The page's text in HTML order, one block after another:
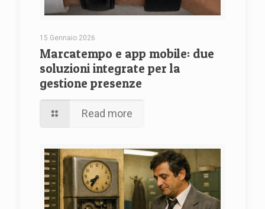
15 Gennaio 2026
Marcatempo e app mobile: due
soluzioni integrate per la
gestione presenze
Read more